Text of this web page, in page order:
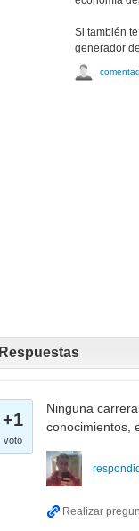
Si también
generador
Respuestas
+1
voto
Ninguna
conocimientos,